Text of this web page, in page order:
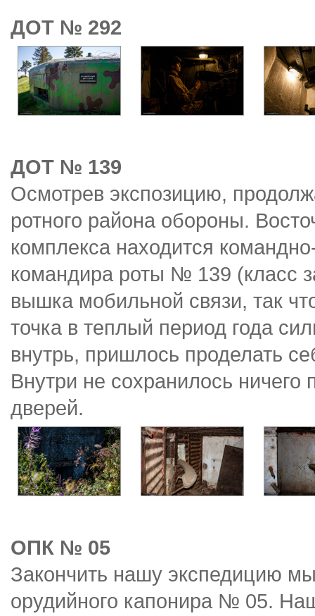
ДОТ № 292
ДОТ № 139
Осмотрев экспозицию,
ротного района обороны.
комплекса находится
командира роты № 139 (класс
вышка мобильной связи, так
точка в теплый период года
внутрь, пришлось проделать
Внутри не сохранилось ничего
дверей.
ОПК № 05
Закончить нашу экспедицию
орудийного капонира № 05.